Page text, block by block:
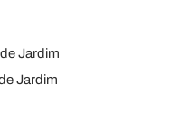
Jardim
Jardim